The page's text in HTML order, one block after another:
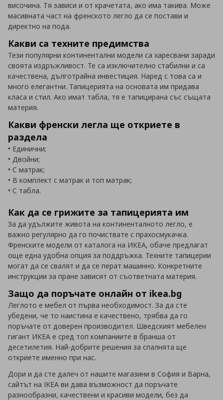
височина. Тя зависи и от крачетата, ако има такива. Може
масивната част на френското легло да се постави и
директно на пода.
Какви са техните предимства
Тези популярни континентални модели са харесвани заради
своята издръжливост. Те са изключително стабилни и са
качествена, дълготрайна инвестиция. Наред с това са и
много елегантни. Тапицерията на основата им придава
класа и стил. Ако имат табла, тя е тапицирана със същата
материя.
Какви френски легла ще откриете в
раздела
• Единични;
• Двойни;
• С матрак;
• В комплект с матрак и топ матрак;
• С табла.
Как да се грижите за тапицерията им
За да удължите живота на континенталното легло, е
важно регулярно да го почиствате с прахосмукачка.
Френските модели от каталога на ИКЕА, обаче предлагат
още една удобна опция за поддръжка. Техните тапицерии
могат да се свалят и да се перат машинно. Конкретните
инструкции за пране зависят от съответната материя.
Защо да поръчате онлайн от ikea.bg
Леглото е мебел от първа необходимост. За да сте
убедени, че то наистина е качествено, трябва да го
поръчате от доверен производител. Шведският мебелен
гигант ИКЕА е сред топ компаниите в бранша от
десетилетия. Най-добрите решения за спалнята ще
откриете именно при нас.
Дори и да сте далеч от нашите магазини в София и Варна,
сайтът на IKEA ви дава възможност да поръчате
разнообразни, качествени и красиви модели, без да